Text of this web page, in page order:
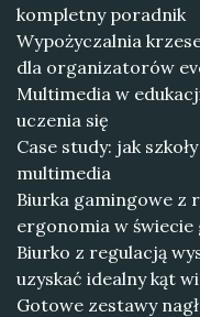
kompletny poradnik
Wypożyczalnia
dla organizatorów
Multimedia w
uczenia się
Case study: jak
multimedia
Biurka gamingowe z
ergonomia w świecie
Biurko z regulacją
uzyskać idealny kąt
Gotowe zestawy